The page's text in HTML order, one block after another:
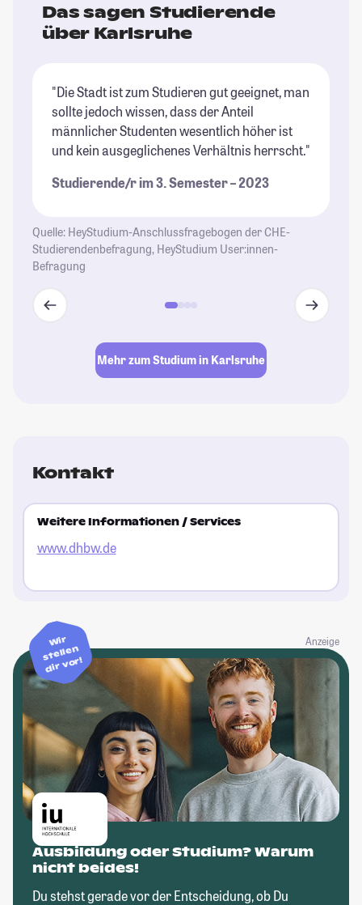
Das sagen Studierende
über Karlsruhe
"Die Stadt ist zum Studieren gut geeignet, man
sollte jedoch wissen, dass der Anteil
männlicher Studenten wesentlich höher ist
und kein ausgeglichenes Verhältnis herrscht."
Studierende/r im 3. Semester – 2023
Quelle: HeyStudium-Anschlussfragebogen der CHE-
Studierendenbefragung, HeyStudium User:innen-
Befragung
Mehr zum Studium in Karlsruhe
Kontakt
Weitere Informationen / Services
www.dhbw.de
Anzeige
Wir
stellen
dir vor!
Ausbildung oder Studium? Warum
nicht beides!
Du stehst gerade vor der Entscheidung, ob Du